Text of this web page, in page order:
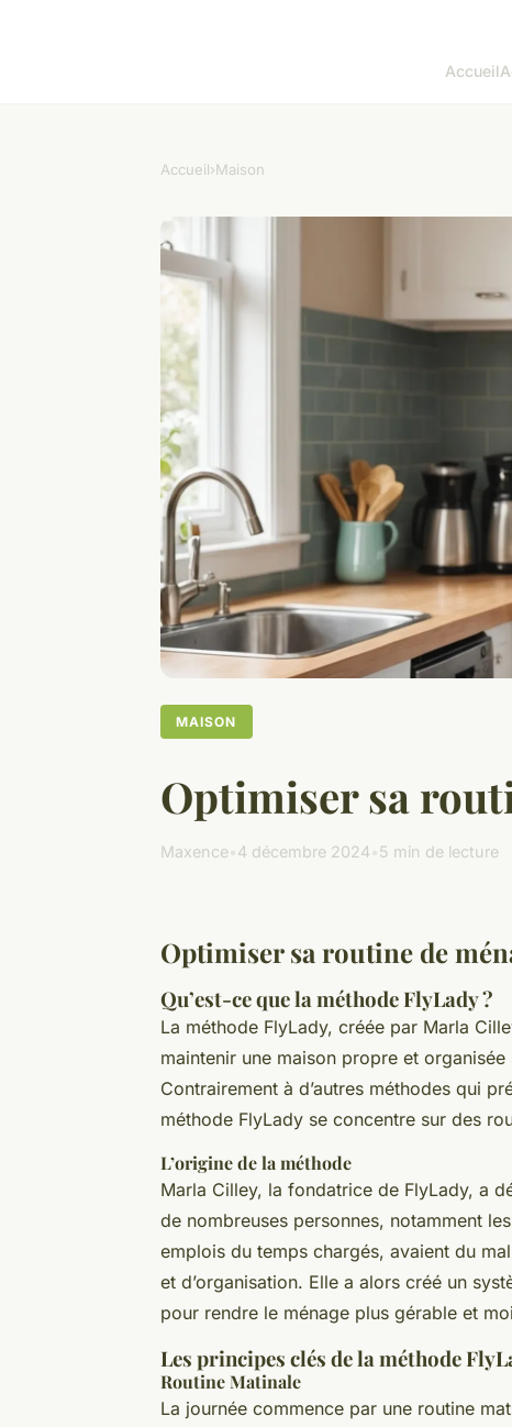
Accueil
Accueil›Maison
MAISON
Optimiser sa
Maxence 4 décembre 2024 5 min de lecture
Optimiser sa routine de
Qu’est-ce que la méthode FlyLady ?
La méthode FlyLady, créée par Marla
maintenir une maison propre et
Contrairement à d’autres méthodes qui
méthode FlyLady se concentre sur des
L’origine de la méthode
Marla Cilley, la fondatrice de FlyLady, a
de nombreuses personnes, notamment
emplois du temps chargés, avaient du
et d’organisation. Elle a alors créé un
pour rendre le ménage plus gérable et
Les principes clés de la méthode
Routine Matinale
La journée commence par une routine